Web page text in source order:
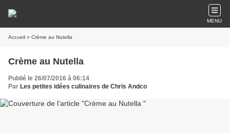
MENU
Accueil » Crème au Nutella
Crème au Nutella
Publié le 26/07/2016 à 06:14
Par Les petites idées culinaires de Chris Andco